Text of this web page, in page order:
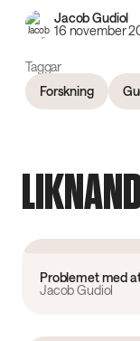
Jacob Gudiol
16 november
Taggar
Forskning
Problemet med
Jacob Gudiol